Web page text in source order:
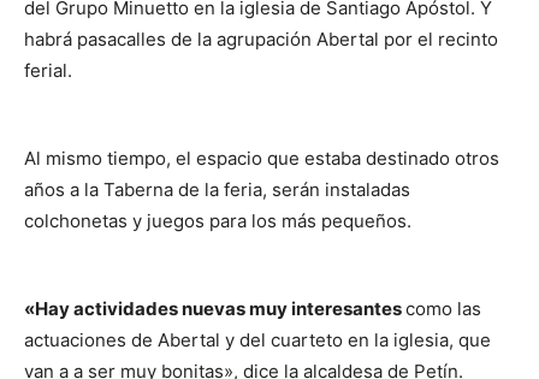
del Grupo Minuetto en la iglesia de Santiago Apóstol. Y
habrá pasacalles de la agrupación Abertal por el recinto
ferial.
Al mismo tiempo, el espacio que estaba destinado otros
años a la Taberna de la feria, serán instaladas
colchonetas y juegos para los más pequeños.
«Hay actividades nuevas muy interesantescomo las
actuaciones de Abertal y del cuarteto en la iglesia, que
van a a ser muy bonitas», dice la alcaldesa de Petín.